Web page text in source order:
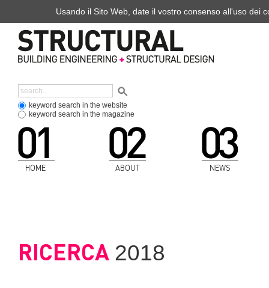
keyword search in the website
keyword search in the magazine
HOME ABOUT NEWS
RICERCA 2018
Usando il Sito Web, date il vostro consenso all'uso